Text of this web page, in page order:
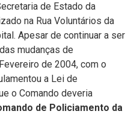
de Estado da
na Rua Voluntários da
Apesar de continuar a ser
mudanças de
de 2004, com o
a Lei de
o Comando deveria
de Policiamento da